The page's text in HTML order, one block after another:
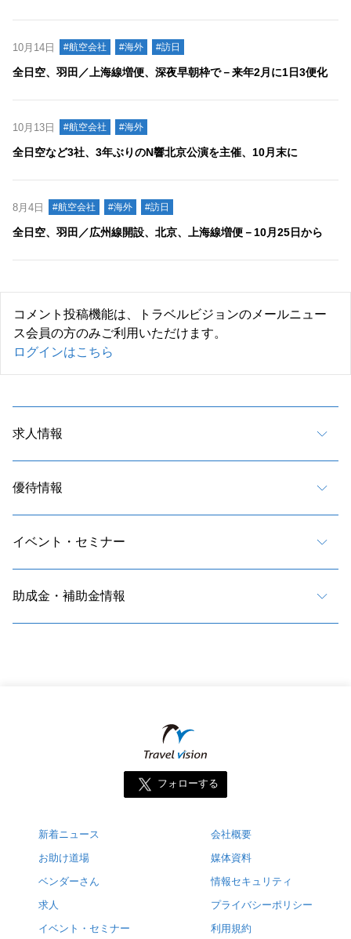
10月14日 #航空会社 #海外 #訪日
全日空、羽田／上海線増便、深夜早朝枠で－来年2月に1日3便化
10月13日 #航空会社 #海外
全日空など3社、3年ぶりのN響北京公演を主催、10月末に
8月4日 #航空会社 #海外 #訪日
全日空、羽田／広州線開設、北京、上海線増便－10月25日から
コメント投稿機能は、トラベルビジョンのメールニュー
ス会員の方のみご利用いただけます。
ログインはこちら
求人情報
優待情報
イベント・セミナー
助成金・補助金情報
フォローする
新着ニュース
お助け道場
ベンダーさん
求人
イベント・セミナー
会社概要
媒体資料
情報セキュリティ
プライバシーポリシー
利用規約